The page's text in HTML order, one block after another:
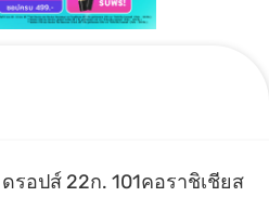
รอปส์ 22ก. 101คอราชิเชียส